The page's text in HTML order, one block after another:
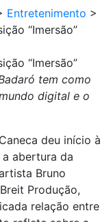
Entretenimento >
“Imersão”
“Imersão”
tem como
digital e o
deu início à
abertura da
Bruno
Produção,
relação entre